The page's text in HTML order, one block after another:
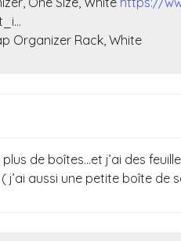
Organizer Rack, White
de boîtes…et j’ai des
aussi une petite boîte de